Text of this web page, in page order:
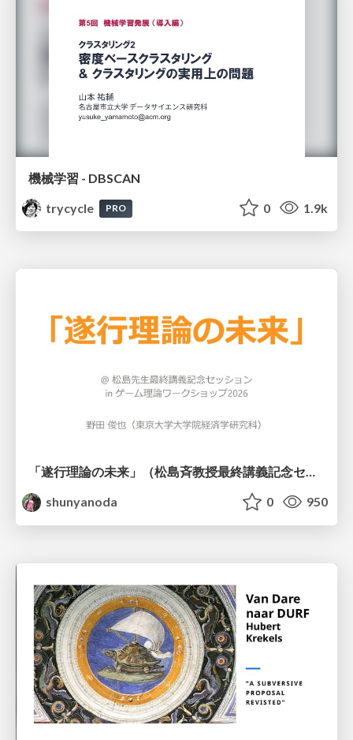
機械学習 - DBSCAN
trycycle
PRO 0 1.9k
「遂行理論の未来」（松島斉教授最終講義記念セッションの発表資料）
shunyanoda
0 950